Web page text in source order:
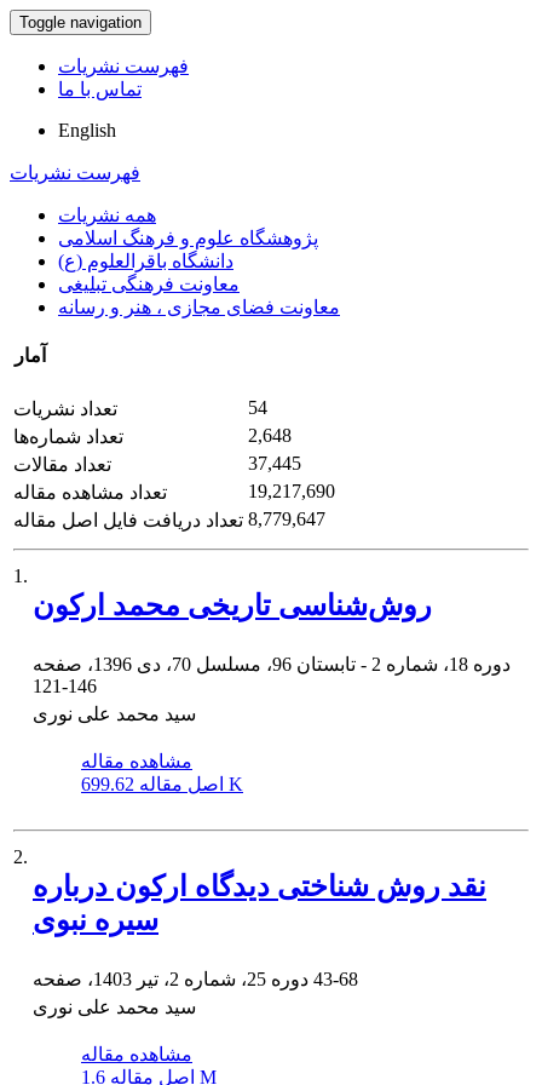
Toggle navigation
فهرست نشریات
تماس با ما
English
فهرست نشریات
همه نشریات
پژوهشگاه علوم و فرهنگ اسلامی
دانشگاه باقرالعلوم (ع)
معاونت فرهنگی تبلیغی
معاونت فضای مجازی ، هنر و رسانه
آمار
تعداد نشریات
54
تعداد شماره‌ها
2,648
تعداد مقالات
37,445
تعداد مشاهده مقاله
19,217,690
تعداد دریافت فایل اصل مقاله 8,779,647
1.
روش‌شناسی تاریخی محمد ارکون
دوره 18، شماره 2 - تابستان 96، مسلسل 70، دی 1396، صفحه
121-146
سید محمد علی نوری
مشاهده مقاله
اصل مقاله 699.62 K
2.
نقد روش شناختی دیدگاه ارکون درباره
سیره نبوی
43-68
سید محمد علی نوری
مشاهده مقاله
اصل مقاله 1.6 M